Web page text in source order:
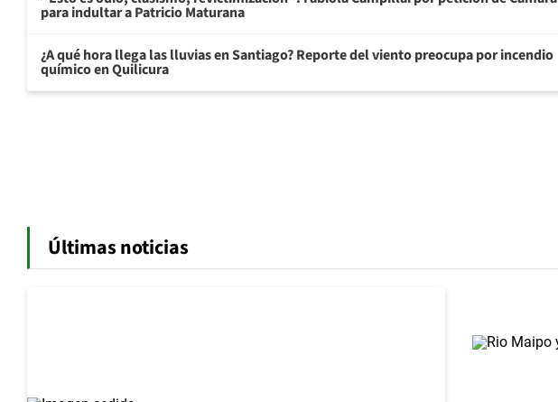
para indultar a Patricio Maturana
¿A qué hora llega las lluvias en Santiago? Reporte del viento preocupa por incendio
químico en Quilicura
Últimas noticias